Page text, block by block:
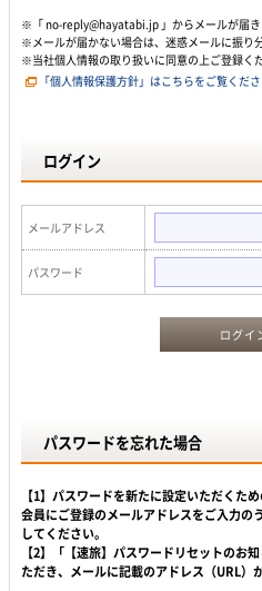
※「 no-reply@hayatabi.jp 」からメールが届き
※メールが届かない場合は、迷惑メールに振り
※当社個人情報の取り扱いに同意の上ご登録く
「個人情報保護方針」はこちらをご覧くださ
ログイン
メールアドレス
パスワード
ログイ
パスワードを忘れた場合
【1】パスワードを新たに設定いただくた
会員にご登録のメールアドレスをご入力の
してください。
【2】「【速旅】パスワードリセットのお
ただき、メールに記載のアドレス（URL）